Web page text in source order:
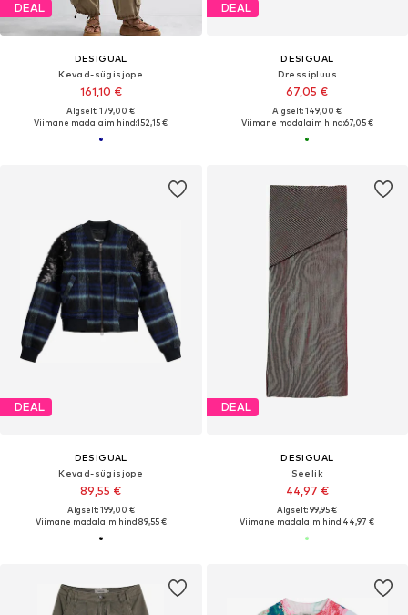
DEAL
DESIGUAL
Kevad-sügisjope
161,10 €
Algselt: 179,00 €
Viimane madalaim hind:152,15 €
DEAL
DESIGUAL
Dressipluus
67,05 €
Algselt: 149,00 €
Viimane madalaim hind:67,05 €
DEAL
DESIGUAL
Kevad-sügisjope
89,55 €
Algselt: 199,00 €
Viimane madalaim hind:89,55 €
DEAL
DESIGUAL
Seelik
44,97 €
Algselt: 99,95 €
Viimane madalaim hind:44,97 €